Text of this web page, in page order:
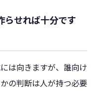
らせれば十分です
は向きますが、誰向け
の判断は人が持つ必要